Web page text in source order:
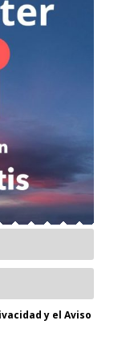
y el Aviso